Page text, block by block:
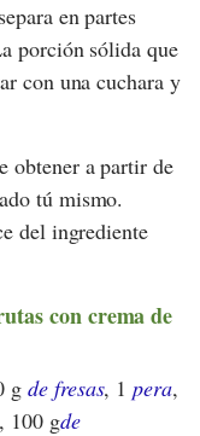
en partes
porción sólida que
con una cuchara y
obtener a partir de
tú mismo.
del ingrediente
con crema de
g de fresas, 1pera,
, 100 gde